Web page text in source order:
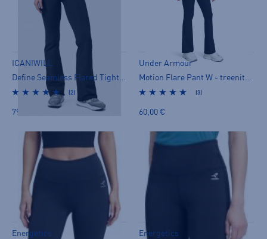
ICANIWILL
Define Seamless Flared Tights - treenitrikoot
(2)
79,00 €
Under Armour
Motion Flare Pant W - treenitrikoot
(3)
60,00 €
Energetics
Energetics